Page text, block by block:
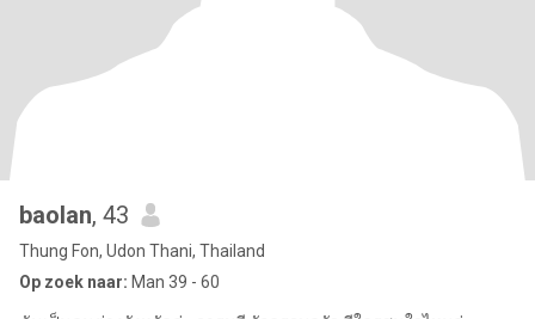
baolan, 43
Thung Fon, Udon Thani, Thailand
Op zoek naar: Man 39 - 60